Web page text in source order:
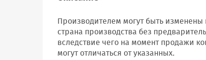
Производителем могут быть изменены
страна производства без
вследствие чего на момент продажи
могут отличаться от указанных.